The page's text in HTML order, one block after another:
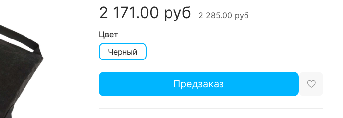
2 171.00 руб
2 285.00 руб
Цвет
Черный
Предзаказ